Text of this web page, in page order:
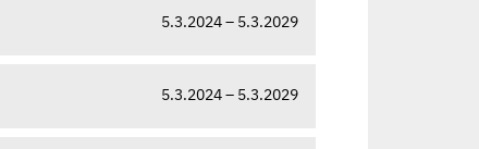
5.3.2024 – 5.3.2029
5.3.2024 – 5.3.2029